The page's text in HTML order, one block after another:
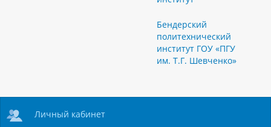
Бендерский
политехнический
институт ГОУ «ПГУ
им. Т.Г. Шевченко»
Личный кабинет